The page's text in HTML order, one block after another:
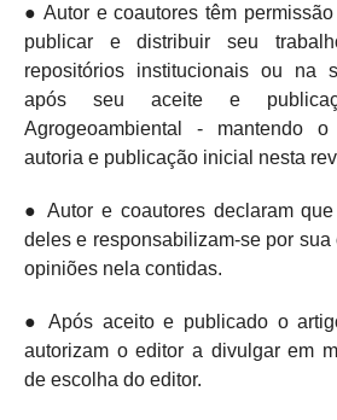
● Autor e coautores têm
publicar e distribuir seu
repositórios institucionais ou na
após seu aceite e
Agrogeoambiental - mantendo o
autoria e publicação inicial nesta
● Autor e coautores declaram
deles e responsabilizam-se por
opiniões nela contidas.
● Após aceito e publicado o
autorizam o editor a divulgar em
de escolha do editor.